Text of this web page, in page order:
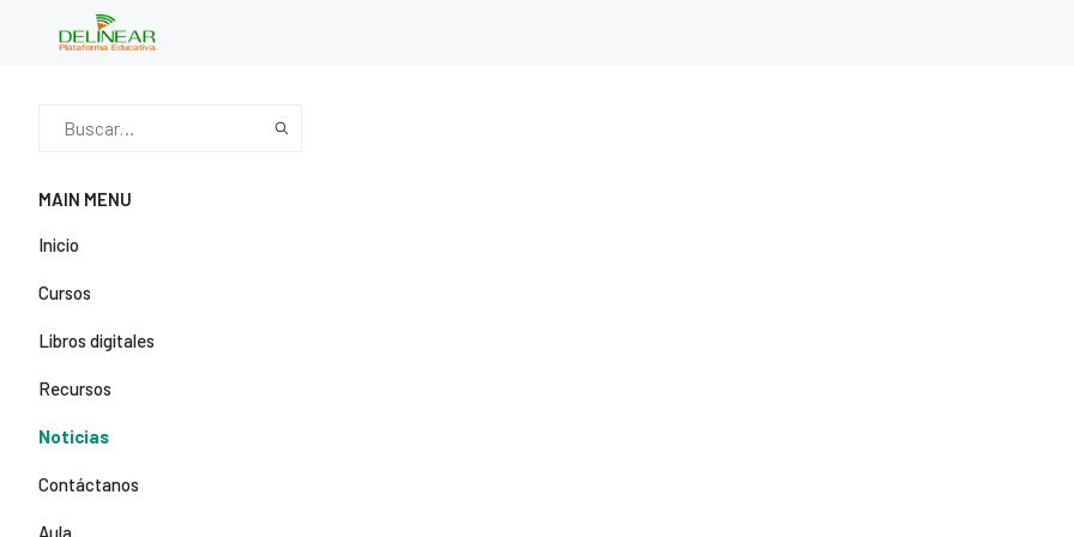
MAIN MENU
Inicio
Cursos
Libros digitales
Recursos
Noticias
Contáctanos
Aula